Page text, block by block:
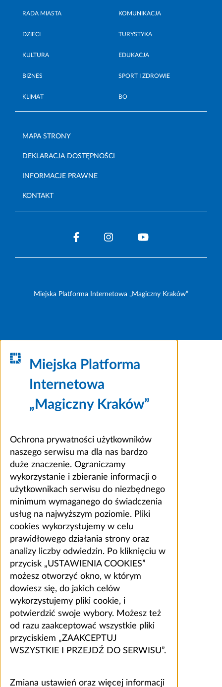
RADA MIASTA KOMUNIKACJA
DZIECI TURYSTYKA
KULTURA EDUKACJA
BIZNES SPORT I ZDROWIE
KLIMAT BO
MAPA STRONY
DEKLARACJA DOSTĘPNOŚCI
INFORMACJE PRAWNE
KONTAKT
Miejska Platforma Internetowa „Magiczny Kraków”
Miejska Platforma
Internetowa
„Magiczny Kraków”
Ochrona prywatności użytkowników
naszego serwisu ma dla nas bardzo
duże znaczenie. Ograniczamy
wykorzystanie i zbieranie informacji o
użytkownikach serwisu do niezbędnego
minimum wymaganego do świadczenia
usług na najwyższym poziomie. Pliki
cookies wykorzystujemy w celu
prawidłowego działania strony oraz
analizy liczby odwiedzin. Po kliknięciu w
przycisk „USTAWIENIA COOKIES”
możesz otworzyć okno, w którym
dowiesz się, do jakich celów
wykorzystujemy pliki cookie, i
potwierdzić swoje wybory. Możesz też
od razu zaakceptować wszystkie pliki
przyciskiem „ZAAKCEPTUJ
WSZYSTKIE I PRZEJDŹ DO SERWISU”.
Zmiana ustawień oraz więcej informacji